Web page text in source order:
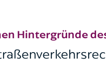
Hintergründe